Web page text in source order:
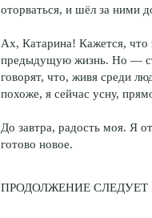
оторваться, и шёл за ними
Ах, Катарина! Кажется, что
предыдущую жизнь. Но —
говорят, что, живя среди
похоже, я сейчас усну,
До завтра, радость моя. Я
готово новое.
ПРОДОЛЖЕНИЕ СЛЕДУЕТ